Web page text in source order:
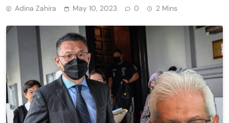
Adina Zahira May 10, 2023 0 2 Mins